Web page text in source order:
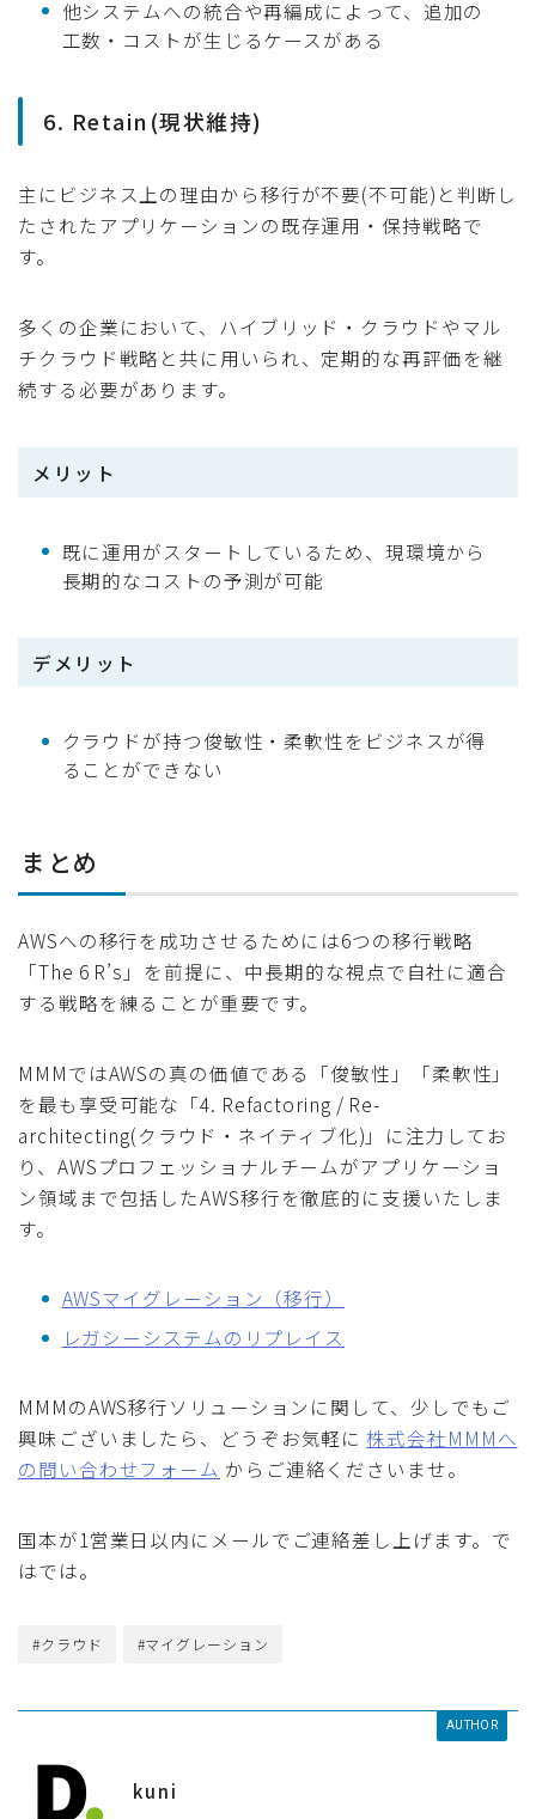
他システムへの統合や再編成によって、追加の
工数・コストが生じるケースがある
6. Retain(現状維持)
主にビジネス上の理由から移行が不要(不可能)と判断し
たされたアプリケーションの既存運用・保持戦略で
す。
多くの企業において、ハイブリッド・クラウドやマル
チクラウド戦略と共に用いられ、定期的な再評価を継
続する必要があります。
メリット
既に運用がスタートしているため、現環境から
長期的なコストの予測が可能
デメリット
クラウドが持つ俊敏性・柔軟性をビジネスが得
ることができない
まとめ
AWSへの移行を成功させるためには6つの移行戦略
「The 6 R’s」を前提に、中長期的な視点で自社に適合
する戦略を練ることが重要です。
MMMではAWSの真の価値である「俊敏性」「柔軟性」
を最も享受可能な「4. Refactoring / Re-
architecting(クラウド・ネイティブ化)」に注力してお
り、AWSプロフェッショナルチームがアプリケーショ
ン領域まで包括したAWS移行を徹底的に支援いたしま
す。
AWSマイグレーション（移行）
レガシーシステムのリプレイス
MMMのAWS移行ソリューションに関して、少しでもご
興味ございましたら、どうぞお気軽に株式会社MMMへ
の問い合わせフォーム からご連絡くださいませ。
国本が1営業日以内にメールでご連絡差し上げます。で
はでは。
#クラウド #マイグレーション
AUTHOR
kuni